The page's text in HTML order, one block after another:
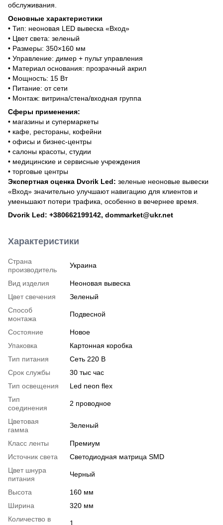
обслуживания.
Основные характеристики
• Тип: неоновая LED вывеска «Вход»
• Цвет света: зеленый
• Размеры: 350×160 мм
• Управление: димер + пульт управления
• Материал основания: прозрачный акрил
• Мощность: 15 Вт
• Питание: от сети
• Монтаж: витрина/стена/входная группа
Сферы применения:
• магазины и супермаркеты
• кафе, рестораны, кофейни
• офисы и бизнес-центры
• салоны красоты, студии
• медицинские и сервисные учреждения
• торговые центры
Экспертная оценка Dvorik Led: зеленые неоновые вывески
«Вход» значительно улучшают навигацию для клиентов и
уменьшают потери трафика, особенно в вечернее время.
Dvorik Led: +380662199142, dommarket@ukr.net
Характеристики
Страна
производитель
Украина
Вид изделия
Неоновая вывеска
Цвет свечения
Зеленый
Способ
монтажа
Подвесной
Состояние
Новое
Упаковка
Картонная коробка
Тип питания
Сеть 220 В
Срок службы
30 тыс час
Тип освещения
Led neon flex
Тип
соединения
2 проводное
Цветовая
гамма
Зеленый
Класс ленты
Премиум
Источник света
Светодиодная матрица SMD
Цвет шнура
питания
Черный
Высота
160 мм
Ширина
320 мм
Количество в
1